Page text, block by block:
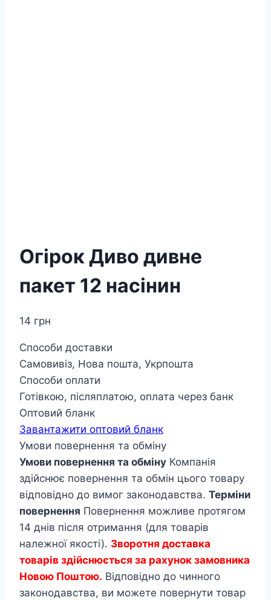
Огірок Диво дивне
пакет 12 насінин
14 грн
Способи доставки
Самовивіз, Нова пошта, Укрпошта
Способи оплати
Готівкою, післяплатою, оплата через банк
Оптовий бланк
Завантажити оптовий бланк
Умови повернення та обміну
Умови повернення та обміну Компанія
здійснює повернення та обмін цього товару
відповідно до вимог законодавства. Терміни
повернення Повернення можливе протягом
14 днів після отримання (для товарів
належної якості). Зворотня доставка
товарів здійснюється за рахунок замовника
Новою Поштою. Відповідно до чинного
законодавства, ви можете повернути товар